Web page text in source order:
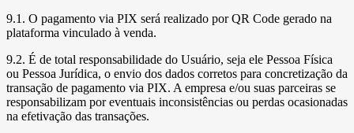
9.1. O pagamento via PIX será realizado por QR Code gerado na
plataforma vinculado à venda.
9.2. É de total responsabilidade do Usuário, seja ele Pessoa Física
ou Pessoa Jurídica, o envio dos dados corretos para concretização da
transação de pagamento via PIX. A empresa e/ou suas parceiras se
responsabilizam por eventuais inconsistências ou perdas ocasionadas
na efetivação das transações.